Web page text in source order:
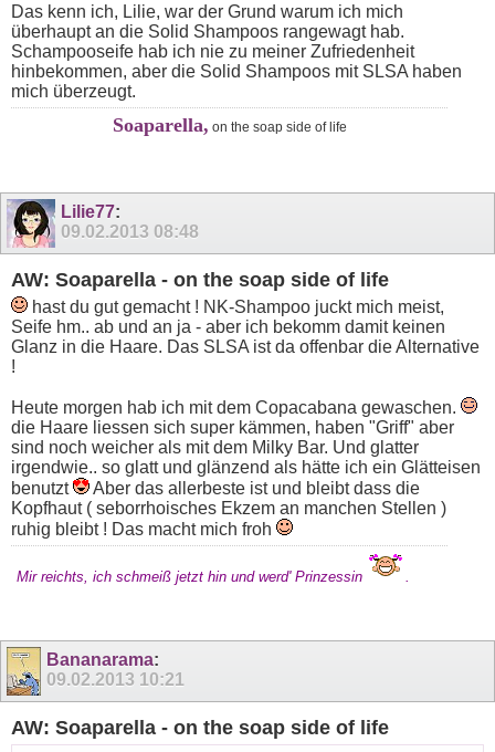
Das kenn ich, Lilie, war der Grund warum ich mich
überhaupt an die Solid Shampoos rangewagt hab.
Schampooseife hab ich nie zu meiner Zufriedenheit
hinbekommen, aber die Solid Shampoos mit SLSA haben
mich überzeugt.
Soaparella, on the soap side of life
Lilie77:
09.02.2013 08:48
AW: Soaparella - on the soap side of life
hast du gut gemacht ! NK-Shampoo juckt mich meist,
Seife hm.. ab und an ja - aber ich bekomm damit keinen
Glanz in die Haare. Das SLSA ist da offenbar die Alternative
!
Heute morgen hab ich mit dem Copacabana gewaschen.
die Haare liessen sich super kämmen, haben "Griff" aber
sind noch weicher als mit dem Milky Bar. Und glatter
irgendwie.. so glatt und glänzend als hätte ich ein Glätteisen
benutzt
Aber das allerbeste ist und bleibt dass die
Kopfhaut ( seborrhoisches Ekzem an manchen Stellen )
ruhig bleibt ! Das macht mich froh
Mir reichts, ich schmeiß jetzt hin und werd' Prinzessin
Bananarama:
09.02.2013 10:21
AW: Soaparella - on the soap side of life